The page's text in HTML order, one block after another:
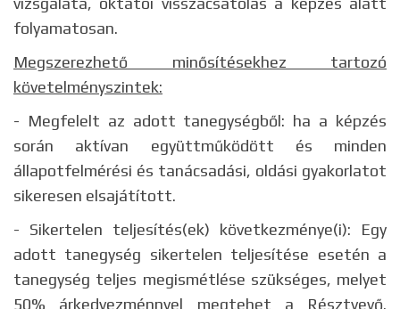
folyamatosan.
Megszerezhető minősítésekhez tartozó
követelményszintek:
- Megfelelt az adott tanegységből: ha a képzés
során aktívan együttműködött és minden
állapotfelmérési és tanácsadási, oldási gyakorlatot
sikeresen elsajátított.
- Sikertelen teljesítés(ek) következménye(i): Egy
adott tanegység sikertelen teljesítése esetén a
tanegység teljes megismétlése szükséges, melyet
50% árkedvezménnyel megtehet a Résztvevő.